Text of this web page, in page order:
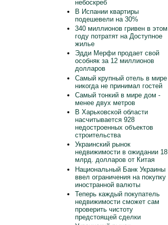
небоскреб
В Испании квартиры
подешевели на 30%
340 миллионов гривен в этом
году потратят на Доступное
жилье
Эдди Мерфи продает свой
особняк за 12 миллионов
долларов
Самый крупный отель в мире
никогда не принимал гостей
Самый тонкий в мире дом -
менее двух метров
В Харьковской области
насчитывается 928
недостроенных объектов
строительства
Украинский рынок
недвижимости в ожидании 18
млрд. долларов от Китая
Национальный Банк Украины
ввел ограничения на покупку
иностранной валюты
Теперь каждый покупатель
недвижимости сможет сам
проверить чистоту
предстоящей сделки